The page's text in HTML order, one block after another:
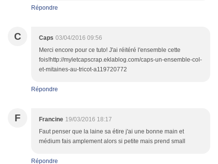
Répondre
C Caps 03/04/2016 09:56
Merci encore pour ce tuto! J'ai réitéré l'ensemble cette
fois!http://myletcapscrap.eklablog.com/caps-un-ensemble-col-
et-mitaines-au-tricot-a119720772
Répondre
F Francine 19/03/2016 18:17
Faut penser que la laine sa étire j'ai une bonne main et
médium fais amplement alors si petite mais prend small
Répondre